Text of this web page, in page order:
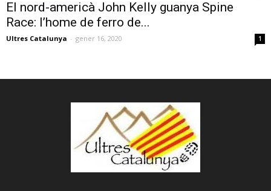
El nord-americà John Kelly guanya Spine
Race: l’home de ferro de...
Ultres Catalunya - gener 16, 2020 1